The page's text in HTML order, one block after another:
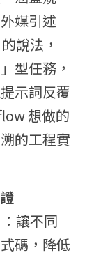
媒引述
說法，
型任務，
示詞反覆
想做的
的工程實
：讓不同
碼，降低